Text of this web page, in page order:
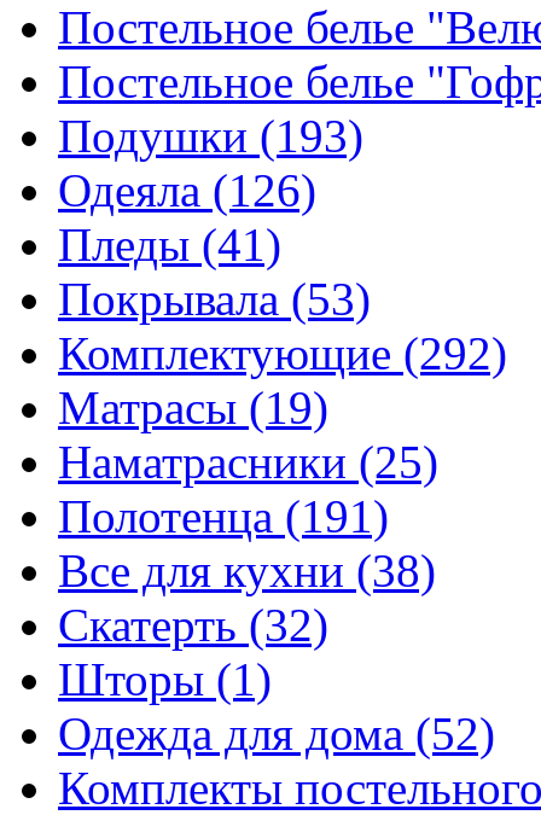
Постельное белье
Постельное белье
Подушки (193)
Одеяла (126)
Пледы (41)
Покрывала (53)
Комплектующие (292)
Матрасы (19)
Наматрасники (25)
Полотенца (191)
Все для кухни (38)
Скатерть (32)
Шторы (1)
Одежда для дома (52)
Комплекты